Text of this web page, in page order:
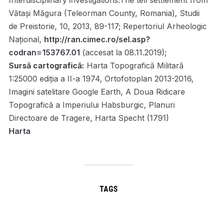
Vătaşi Măgura (Teleorman County, Romania), Studii
de Preistorie, 10, 2013, 89-117; Repertoriul Arheologic
Național, http://ran.cimec.ro/sel.asp?
codran=153767.01 (accesat la 08.11.2019);
Sursă cartografică: Harta Topografică Militară
1:25000 ediția a II-a 1974, Ortofotoplan 2013-2016,
Imagini satelitare Google Earth, A Doua Ridicare
Topografică a Imperiului Habsburgic, Planuri
Directoare de Tragere, Harta Specht (1791)
Harta
TAGS